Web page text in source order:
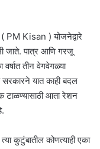
( PM Kisan ) योजनेद्वारे
जाते. पात्र आणि गरजू
तीन वेगवेगळ्या
यात काही बदल
टाळण्यासाठी आता रेशन
कुटुंबातील कोणत्याही एका